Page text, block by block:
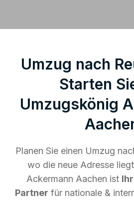
Umzug nach
Starten
Umzugskönig
Planen Sie einen Umzug
wo die neue Adresse
Ackermann Aachen ist
Partner für nationale &